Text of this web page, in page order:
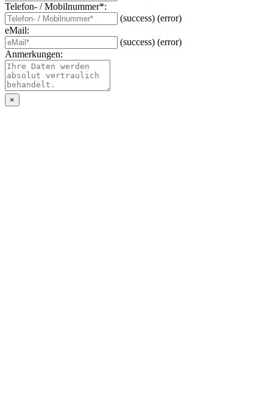
Telefon- / Mobilnummer*:
(success) (error)
eMail:
(success) (error)
Anmerkungen:
×